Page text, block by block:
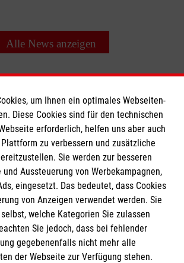
Alle News anzeigen
um Ihnen ein optimales Webseiten-
Diese Cookies sind für den technischen
erforderlich, helfen uns aber auch
zu verbessern und zusätzliche
Sie werden zur besseren
Aussteuerung von Werbekampagnen,
eingesetzt. Das bedeutet, dass Cookies
von Anzeigen verwendet werden. Sie
welche Kategorien Sie zulassen
Sie jedoch, dass bei fehlender
gegebenenfalls nicht mehr alle
der Webseite zur Verfügung stehen.